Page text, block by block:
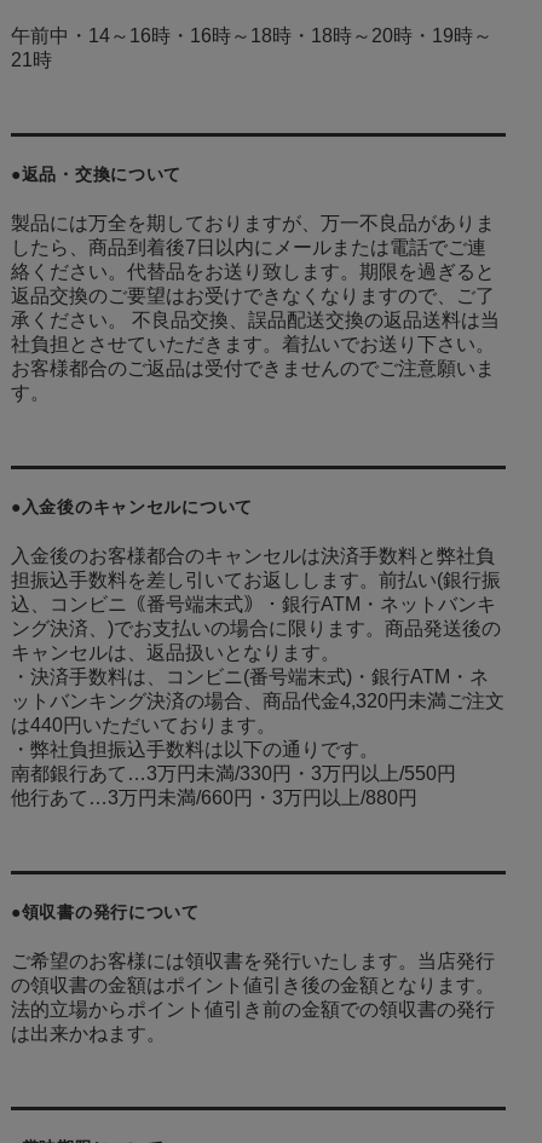
午前中・14～16時・16時～18時・18時～20時・19時～
21時
●返品・交換について
製品には万全を期しておりますが、万一不良品がありま
したら、商品到着後7日以内にメールまたは電話でご連
絡ください。代替品をお送り致します。期限を過ぎると
返品交換のご要望はお受けできなくなりますので、ご了
承ください。 不良品交換、誤品配送交換の返品送料は当
社負担とさせていただきます。着払いでお送り下さい。
お客様都合のご返品は受付できませんのでご注意願いま
す。
●入金後のキャンセルについて
入金後のお客様都合のキャンセルは決済手数料と弊社負
担振込手数料を差し引いてお返しします。前払い(銀行振
込、コンビニ｟番号端末式｠・銀行ATM・ネットバンキ
ング決済、 )でお支払いの場合に限ります。商品発送後の
キャンセルは、返品扱いとなります。
・決済手数料は、コンビニ(番号端末式)・銀行ATM・ネ
ットバンキング決済の場合、商品代金4,320円未満ご注文
は440円いただいております。
・弊社負担振込手数料は以下の通りです。
南都銀行あて…3万円未満/330円・3万円以上/550円
他行あて…3万円未満/660円・3万円以上/880円
●領収書の発行について
ご希望のお客様には領収書を発行いたします。当店発行
の領収書の金額はポイント値引き後の金額となります。
法的立場からポイント値引き前の金額での領収書の発行
は出来かねます。